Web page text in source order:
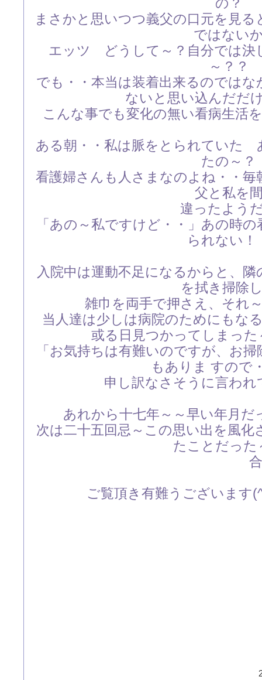
まさかと思いつつ義父の口元を見
ではない
エッツ どうして～？自分では決
～？？
でも・・本当は装着出来るのでは
ないと思い込んだだ
こんな事でも変化の無い看病生活
ある朝・・私は脈をとられていた
たの～？
看護婦さんも人さまなのよね・・
父と私を
違ったよう
「あの～私ですけど・・」あの時
られない！
入院中は運動不足になるからと、
を拭き掃除
雑巾を両手で押さえ、それ
当人達は少しは病院のためにもな
或る日見つかってしまった
「お気持ちは有難いのですが、お
もありま すので
申し訳なさそうに言われ
あれから十七年～～早い年月
次は二十五回忌～この思い出を風
たことだった
合
ご覧頂き有難うございま